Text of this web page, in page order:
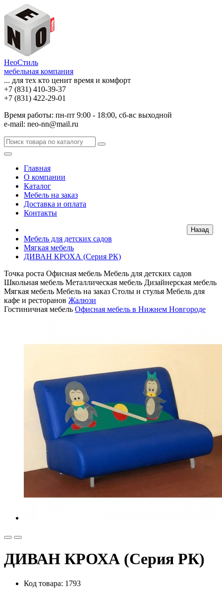
НеоСтиль
мебельная компания
... для тех кто ценит время и комфорт
+7 (831) 410-39-37
+7 (831) 422-29-01
Время работы: пн-пт 9:00 - 18:00, сб-вс выходной
e-mail: neo-nn@mail.ru
Главная
О компании
Каталог
Мебель на заказ
Доставка и оплата
Контакты
Мебель для детских садов
Мягкая мебель
ДИВАН КРОХА (Серия РК)
Точка роста Офисная мебель Мебель для детских садов
Школьная мебель Металлическая мебель Дизайнерская мебель
Мягкая мебель Мебель на заказ Столы и стулья Мебель для
кафе и ресторанов Жалюзи
Гостиничная мебель Офисная мебель в Нижнем Новгороде
ДИВАН КРОХА (Серия РК)
Код товара: 1793